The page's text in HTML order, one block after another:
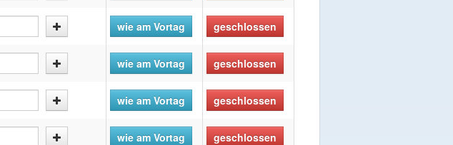
wie am Vortag geschlossen
wie am Vortag geschlossen
wie am Vortag geschlossen
wie am Vortag geschlossen